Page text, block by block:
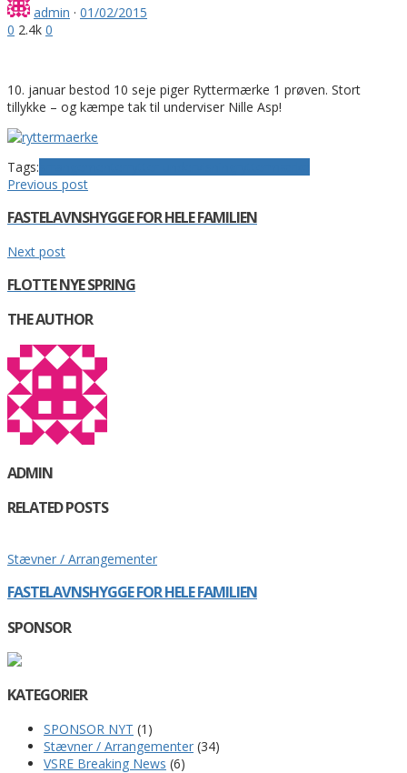
admin · 01/02/2015
0 2.4k 0
10. januar bestod 10 seje piger Ryttermærke 1 prøven. Stort
tillykke – og kæmpe tak til underviser Nille Asp!
Tags:
Previous post
FASTELAVNSHYGGE FOR HELE FAMILIEN
Next post
FLOTTE NYE SPRING
THE AUTHOR
ADMIN
RELATED POSTS
Stævner / Arrangementer
FASTELAVNSHYGGE FOR HELE FAMILIEN
SPONSOR
KATEGORIER
SPONSOR NYT (1)
Stævner / Arrangementer (34)
VSRE Breaking News (6)